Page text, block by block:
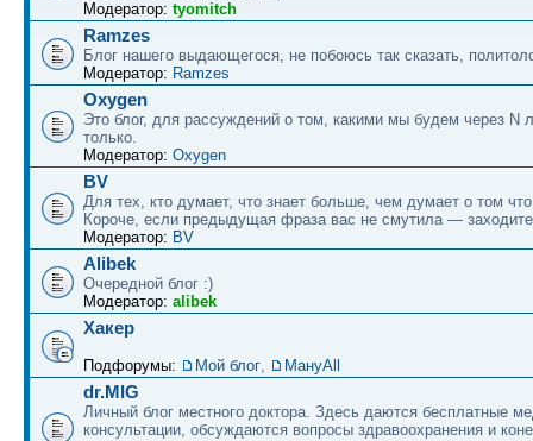
Модератор: tyomitch
Ramzes
Блог нашего выдающегося, не побоюсь так сказать,
Модератор: Ramzes
Oxygen
Это блог, для рассуждений о том, какими мы будем через N
только.
Модератор: Oxygen
BV
Для тех, кто думает, что знает больше, чем думает о том что
Короче, если предыдущая фраза вас не смутила —
Модератор: BV
Alibek
Очередной блог :)
Модератор: alibek
Хакер
Подфорумы: Мой блог, МануAll
dr.MIG
Личный блог местного доктора. Здесь даются бесплатные
консультации, обсуждаются вопросы здравоохранения и